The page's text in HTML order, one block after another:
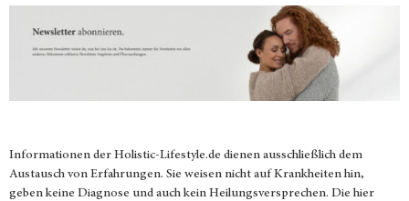
Informationen der Holistic-Lifestyle.de dienen ausschließlich dem
Austausch von Erfahrungen. Sie weisen nicht auf Krankheiten hin,
geben keine Diagnose und auch kein Heilungsversprechen. Die hier